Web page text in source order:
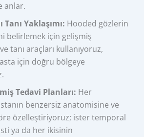
anlar.
Yaklaşımı: Hooded gözlerin
belirlemek için gelişmiş
tanı araçları kullanıyoruz,
için doğru bölgeye
Tedavi Planları: Her
benzersiz anatomisine ve
özelleştiriyoruz; ister temporal
ya da her ikisinin